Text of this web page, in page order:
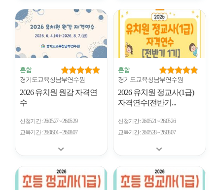
혼합
경기도교육청남부연수원
2026 유치원 원감 자격연
수
신청기간 26.05.27 ~ 26.05.29
교육기간 26.06.04 ~ 26.08.07
혼합
경기도교육청남부연수원
2026 유치원 정교사(1급)
자격연수[전반기...
신청기간 26.05.21 ~ 26.05.26
교육기간 26.05.28 ~ 26.08.07